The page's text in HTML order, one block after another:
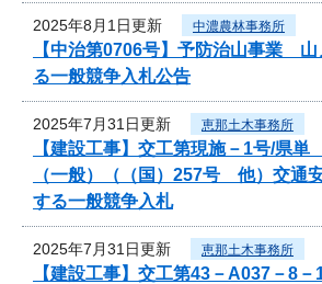
2025年8月1日更新 中濃農林事務所
【中治第0706号】予防治山事業
る一般競争入札公告
2025年7月31日更新 恵那土木事務所
【建設工事】交工第現施－1号/県
（一般）（（国）257号 他）交通
する一般競争入札
2025年7月31日更新 恵那土木事務所
【建設工事】交工第43－A037－8